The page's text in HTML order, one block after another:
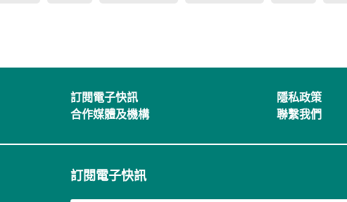
訂閱電子快訊
合作媒體及機構
隱私政策
聯繫我們
訂閱電子快訊